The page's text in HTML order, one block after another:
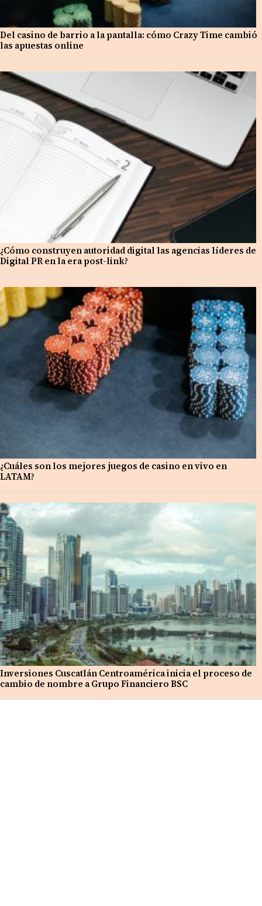
Del casino de barrio a la pantalla: cómo Crazy Time cambió
las apuestas online
¿Cómo construyen autoridad digital las agencias líderes de
Digital PR en la era post-link?
¿Cuáles son los mejores juegos de casino en vivo en
LATAM?
Inversiones Cuscatlán Centroamérica inicia el proceso de
cambio de nombre a Grupo Financiero BSC